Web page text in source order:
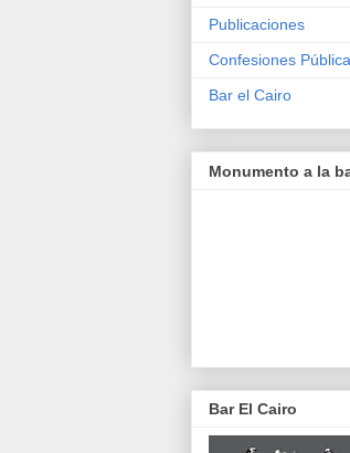
Publicaciones
Confesiones
Bar el Cairo
Monumento a la
Bar El Cairo